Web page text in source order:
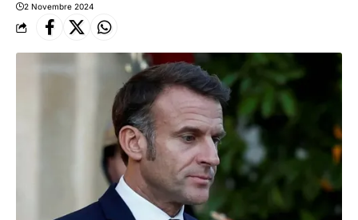
2 Novembre 2024